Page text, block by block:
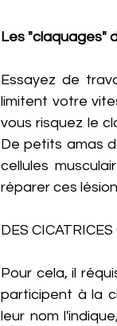
Les "claquages"
Essayez de
limitent votre
vous risquez le
De petits amas
cellules
réparer ces
DES
Pour cela, il
participent à la
leur nom